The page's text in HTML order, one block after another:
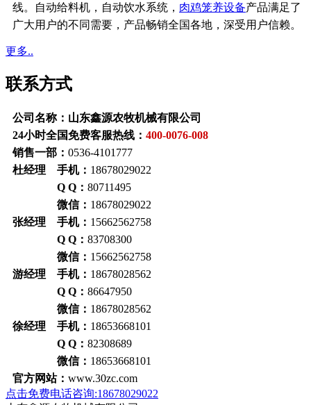
线。
自动给料机，自动饮水系统， 肉鸡笼养设备产品满足了
广大用户的不同需要，产品畅销全国各地，深受用户信赖。
更多..
联系方式
公司名称：山东鑫源农牧机械有限公司
24小时全国免费客服热线： 400-0076-008
销售一部： 0536-4101777
杜经理 手机： 18678029022
Q Q： 80711495
微信： 18678029022
张经理 手机： 15662562758
Q Q： 83708300
微信： 15662562758
游经理 手机： 18678028562
Q Q： 86647950
微信： 18678028562
徐经理 手机： 18653668101
Q Q： 82308689
微信： 18653668101
官方网站： www.30zc.com
点击免费电话咨询:18678029022